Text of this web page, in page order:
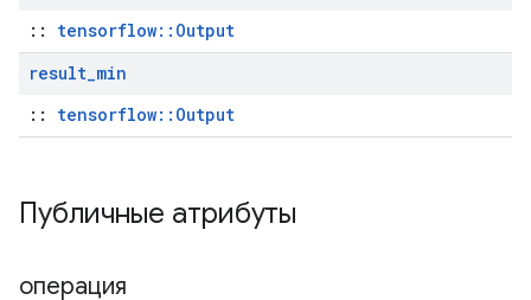
:: tensorflow::Output
result_min
:: tensorflow::Output
Публичные атрибуты
операция